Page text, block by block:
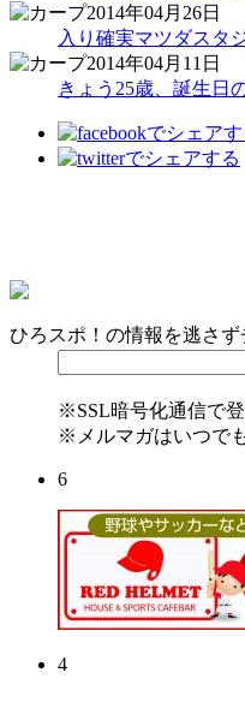
2014年04月26日
入り確実マツダスタ
2014年04月11日
きょう25歳、誕生日
ひろスポ！の情報を逃さず
※SSL暗号化通信で登
※メルマガはいつで
6
4